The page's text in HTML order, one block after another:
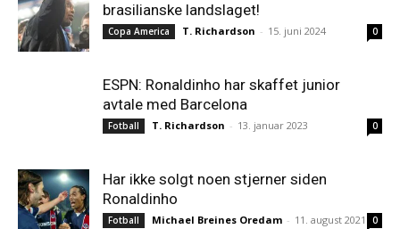
brasilianske landslaget!
Copa America T. Richardson - 15. juni 2024 0
ESPN: Ronaldinho har skaffet junior
avtale med Barcelona
Fotball T. Richardson - 13. januar 2023 0
Har ikke solgt noen stjerner siden
Ronaldinho
Fotball Michael Breines Oredam - 11. august 2021 0